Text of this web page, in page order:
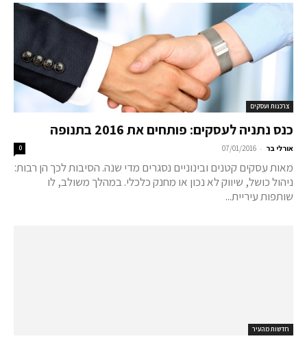
צרכנות ועסקים
כנס נתניה לעסקים: פותחים את 2016 בתנופה
אורלי בר -
07/01/2016
0
מאות עסקים קטנים ובינוניים נסגרים מדי שנה. הסיבות לכך הן רבות:
ניהול כושל, שיווק לא נכון או מחנק כלכלי. במהלך משולב, לו
שותפות עיריית...
חדשות מהעיר